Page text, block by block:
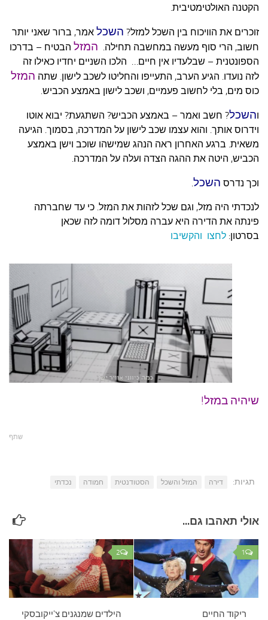
הקטנה האולטימטיבית.
זוכרים את הוויכוח בין השכל למזל? השכל אמר, ברור שאני יותר
חשוב, הרי סוף מעשה במחשבה תחילה. המזל הבטיח – בדרכו
הספונטנית – שבלעדיו אין חיים… הלכו השניים יחדיו כאילו זה
לזה נועדו. הגיע הערב, התעייפו והחליטו לשכב לישון. שתה המזל
כוס מים, בלי לחשוב פעמיים, ושכב לישון באמצע הכביש.
והשכל? חשב ואמר – באמצע הכביש? השתגעת? יבוא אוטו
וידרוס אותך. והוא עצמו שכב לישון על המדרכה, בסמוך. הגיעה
משאית. ברגע האחרון ראה הנהג שמישהו שוכב וישן באמצע
הכביש, היטה את ההגה הצדה ועלה על המדרכה.
וכך נדרס השכל.
לנכדתי היה מזל, וגם שכל לזהות את המזל. כי עד שחברתה
פינתה את הדירה היא עברה מסלול דומה לזה שכאן
בסרטון: לחצו והקשיבו
שיהיה במזל!
שתף
תגיות: דירה המזל והשכל הסטודנטית חמודה נכדתי
אולי תאהבו גם...
2
הילדים שמנגנים צ'ייקובסקי
1
ריקוד החיים